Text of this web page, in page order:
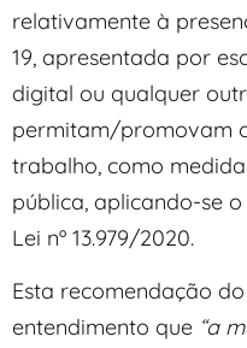
relativamente à
19, apresentada por
digital ou qualquer
permitam/promovam
trabalho, como
pública, aplicando-se o
Lei nº 13.979/2020.
Esta recomendação
entendimento que “a